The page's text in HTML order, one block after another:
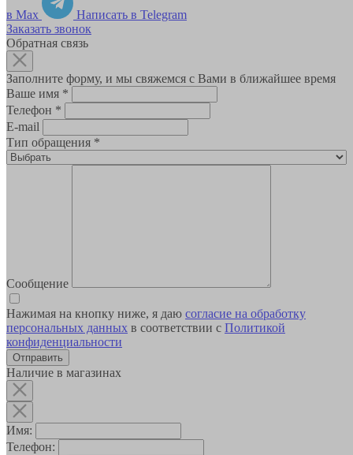
в Max
Написать в Telegram
Заказать звонок
Обратная связь
Заполните форму, и мы свяжемся с Вами в ближайшее время
Ваше имя *
Телефон *
E-mail
Тип обращения *
Сообщение
Нажимая на кнопку ниже, я даю согласие на обработку
персональных данных в соответствии с Политикой
конфиденциальности
Наличие в магазинах
Имя:
Телефон: